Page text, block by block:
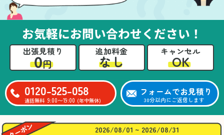
お気軽にお問い合わせください！
出張見積り
0円
追加料金
なし
キャンセル
OK
0120-525-058
通話無料 9:00〜19:00 (年中無休)
フォームでお見積り
30分以内にご返信します
2026/08/01 ~ 2026/08/31